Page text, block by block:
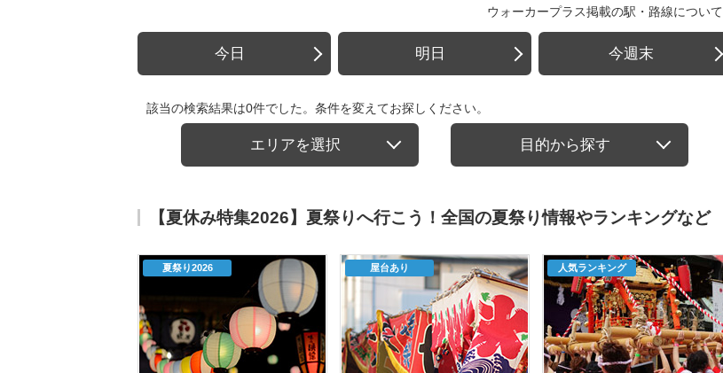
ウォーカープラス掲載の駅・路線について
今日 明日 今週末
該当の検索結果は0件でした。条件を変えてお探しください。
エリアを選択 目的から探す
【夏休み特集2026】夏祭りへ行こう！全国の夏祭り情報やランキングなど
夏祭り2026 屋台あり 人気ランキング